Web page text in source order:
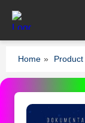
Home » Product